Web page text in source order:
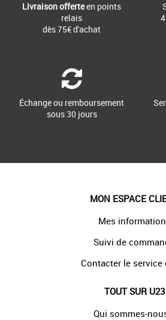
Livraison offerteen points
relais
dès 75€ d'achat
Échange ou remboursement
sous 30 jours
MON ESPACE
Mes
Suivi de
Contacter le service
TOUT SUR U23
Qui sommes-